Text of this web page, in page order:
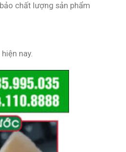
chất lượng sản phẩm
nay.